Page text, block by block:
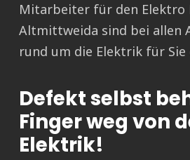
Mitarbeiter für den Elektro
Altmittweida sind bei allen
rund um die Elektrik für Sie
Defekt selbst
Finger weg von
Elektrik!